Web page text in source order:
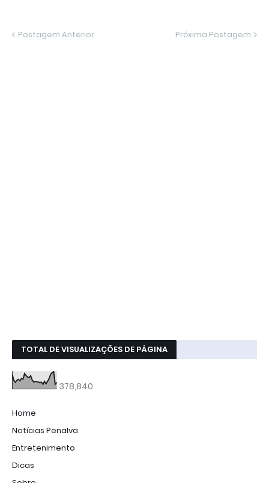
Postagem Anterior Próxima Postagem
TOTAL DE VISUALIZAÇÕES DE PÁGINA
378,840
Home
Notícias Penalva
Entretenimento
Dicas